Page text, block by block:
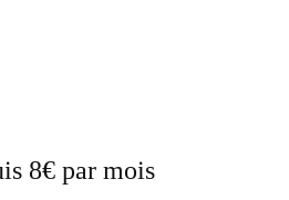
8€ par mois